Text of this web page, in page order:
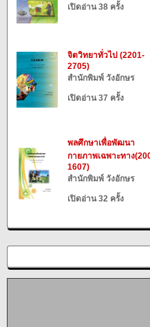
เปิดอ่าน 38 ครั้ง
จิตวิทยาทั่วไป (2201-
2705)
สำนักพิมพ์ วังอักษร
เปิดอ่าน 37 ครั้ง
พลศึกษาเพื่อพัฒนา
กายภาพเฉพาะทาง
1607)
สำนักพิมพ์ วังอักษร
เปิดอ่าน 32 ครั้ง